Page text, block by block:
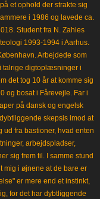
et ophold der strakte sig
i 1986 og lavede ca.
Student fra N. Zahles
1993-1994 i Aarhus.
Arbejdede som
talrige digtoplæsninger i
det tog 10 år at komme sig
og bosat i Fårevejle. Far i
på dansk og engelsk
skepsis imod at
fra bastioner, hvad enten
arbejdspladser,
sig frem til. I samme stund
mig i øjnene at de bare er
er mere end et instinkt,
for det har dybtliggende